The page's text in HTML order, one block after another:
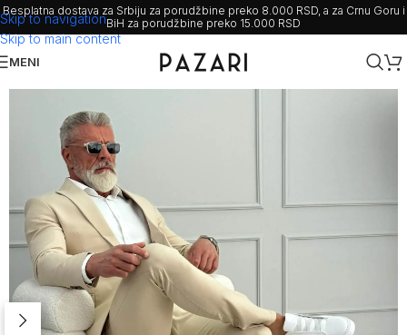
Skip to navigation
Skip to main content
Besplatna dostava za Srbiju za porudžbine preko 8.000 RSD, a za Crnu Goru i
BiH za porudžbine preko 15.000 RSD
MENI